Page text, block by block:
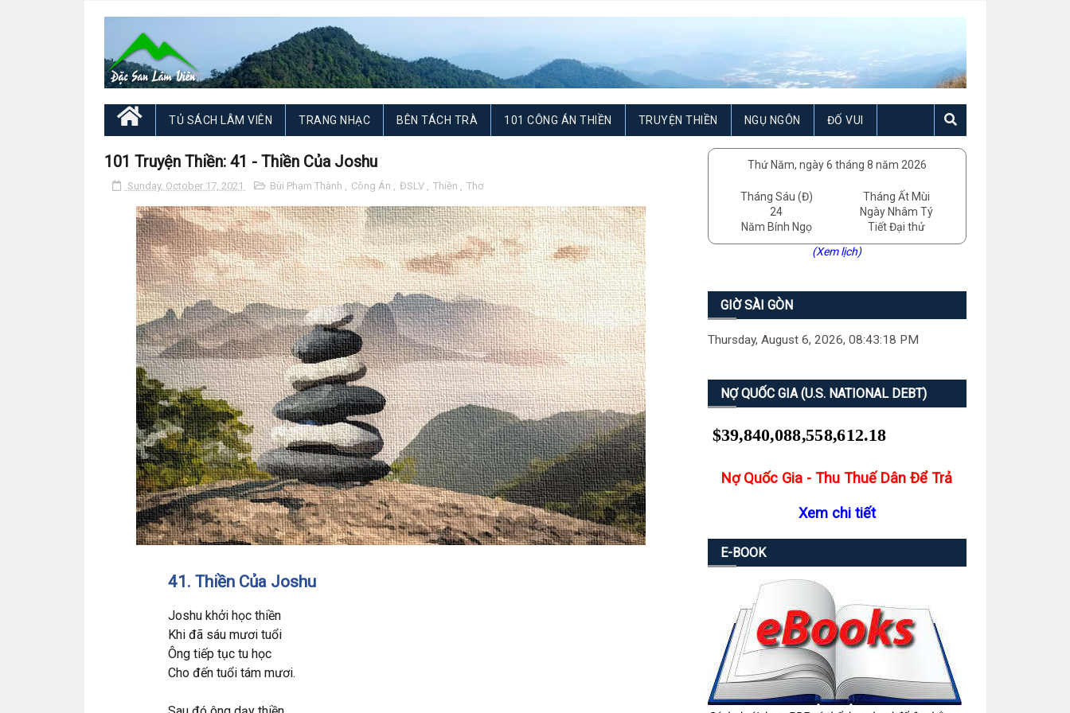
TỦ SÁCH LÂM VIÊN TRANG NHẠC BÊN TÁCH TRÀ 101 CÔNG ÁN THIỀN TRUYỆN THIỀN NGỤ NGÔN ĐỐ VUI
101 Truyện Thiền: 41 - Thiền Của Joshu
Sunday, October 17, 2021 Bùi Phạm Thành , Công Án , ĐSLV , Thiền , Thơ
41. Thiền Của Joshu
Joshu khởi học thiền
Khi đã sáu mươi tuổi
Ông tiếp tục tu học
Cho đến tuổi tám mươi.
Thứ Năm, ngày 6 tháng 8 năm 2026
Tháng Sáu (Đ)
24
Năm Bính Ngọ
Tháng Ất Mùi
Ngày Nhâm Tý
Tiết Đại thử
(Xem lịch)
GIỜ SÀI GÒN
Thursday, August 6, 2026, 08:43:19 PM
NỢ QUỐC GIA (U.S. NATIONAL DEBT)
Nợ Quốc Gia - Thu Thuế Dân Để Trả
Xem chi tiết
E-BOOK